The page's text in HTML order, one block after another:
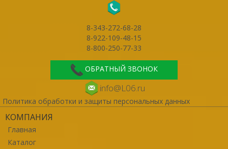
8-343-272-68-28
8-922-109-48-15
8-800-250-77-33
ОБРАТНЫЙ ЗВОНОК
info@L06.ru
Политика обработки и защиты персональных данных
КОМПАНИЯ
Главная
Каталог